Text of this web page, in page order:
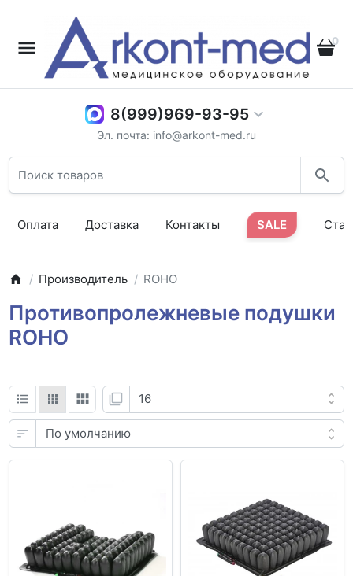
0
8(999)969-93-95
Эл. почта: info@arkont-med.ru
Оплата Доставка Контакты SALE
Производитель ROHO
Противопролежневые подушки
ROHO